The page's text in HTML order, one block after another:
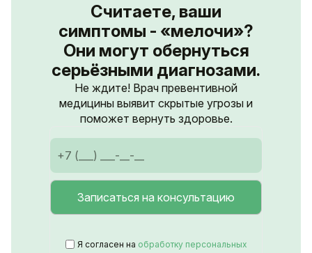
Считаете, ваши
симптомы - «мелочи»?
Они могут обернуться
серьёзными диагнозами.
Не ждите! Врач превентивной
медицины выявит скрытые угрозы и
поможет вернуть здоровье.
Я согласен на обработку персональных